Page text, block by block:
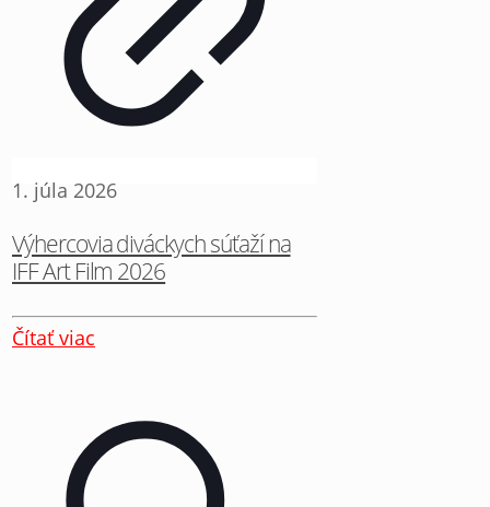
1. júla 2026
Výhercovia diváckych súťaží na
IFF Art Film 2026
Čítať viac